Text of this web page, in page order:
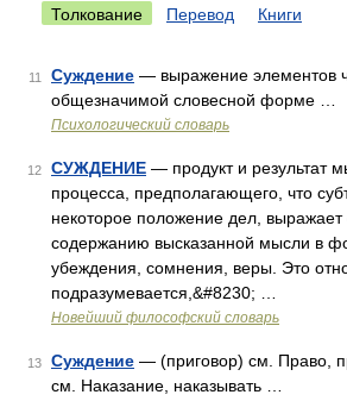
Толкование Перевод Книги
11 Суждение — выражение элементов
общезначимой словесной форме …
Психологический словарь
12 СУЖДЕНИЕ — продукт и результат
процесса, предполагающего, что
некоторое положение дел,
содержанию высказанной мысли в
убеждения, сомнения, веры. Это
подразумевается,&#8230; …
Новейший философский словарь
13 Суждение — (приговор) см. Право,
см. Наказание, наказывать …